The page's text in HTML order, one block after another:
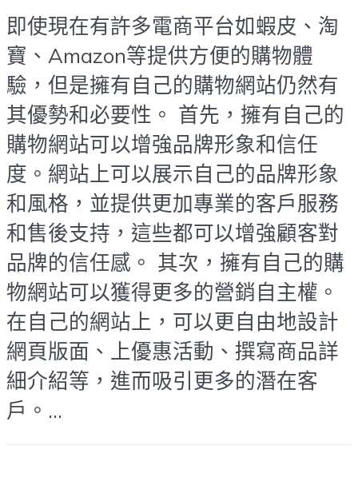
即使現在有許多電商平台如蝦皮、淘
寶、Amazon等提供方便的購物體
驗，但是擁有自己的購物網站仍然有
其優勢和必要性。 首先，擁有自己的
購物網站可以增強品牌形象和信任
度。網站上可以展示自己的品牌形象
和風格，並提供更加專業的客戶服務
和售後支持，這些都可以增強顧客對
品牌的信任感。 其次，擁有自己的購
物網站可以獲得更多的營銷自主權。
在自己的網站上，可以更自由地設計
網頁版面、上優惠活動、撰寫商品詳
細介紹等，進而吸引更多的潛在客
戶。...